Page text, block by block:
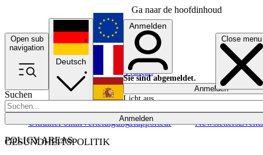
Ga naar de hoofdinhoud
Open sub
navigation
Close menu
Suchen
Anmelden
POLICY AREAS
UkrainePolitikVerteidigungRapporteur NewslettersEvents
Deutsch
English
Français
Anmelden
Sie sind abgemeldet.
Anmelden
Licht aus
GESUNDHEITSPOLITIK